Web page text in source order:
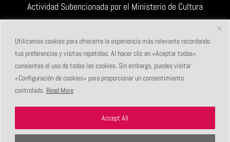
Utilizamos cookies para ofrecerte la experiencia más relevante recordando
tus preferencias y visitas repetidas. Al hacer clic en «Aceptar todas»,
consientes el uso de todas las cookies. Sin embargo, puedes visitar
«Configuración de cookies» para proporcionar un consentimiento
controlado. Read More
Accept All
Actividad Subencionada por el Ministerio de Cultura
Maldito Festival de Videopoesía|Albacete (España)|info@malditofestival.com